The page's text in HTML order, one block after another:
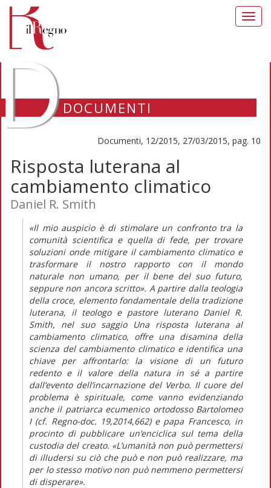
DOCUMENTI
Documenti, 12/2015, 27/03/2015, pag. 10
Risposta luterana al
cambiamento climatico
Daniel R. Smith
«Il mio auspicio è di stimolare un confronto tra la
comunità scientifica e quella di fede, per trovare
soluzioni onde mitigare il cambiamento climatico e
trasformare il nostro rapporto con il mondo
naturale non umano, per il bene del suo futuro,
seppure non ancora scritto». A partire dalla teologia
della croce, elemento fondamentale della tradizione
luterana, il teologo e pastore luterano Daniel R.
Smith, nel suo saggio Una risposta luterana al
cambiamento climatico, offre una disamina della
scienza del cambiamento climatico e identifica una
chiave per affrontarlo: la visione di un futuro
redento e il valore della natura in sé a partire
dall’evento dell’incarnazione del Verbo. Il cuore del
problema è spirituale, come vanno evidenziando
anche il patriarca ecumenico ortodosso Bartolomeo
I (cf. Regno-doc. 19,2014,662) e papa Francesco, in
procinto di pubblicare un’enciclica sul tema della
custodia del creato. «L’umanità non può permettersi
di illudersi su ciò che può e non può realizzare, ma
per lo stesso motivo non può nemmeno permettersi
di disperare».